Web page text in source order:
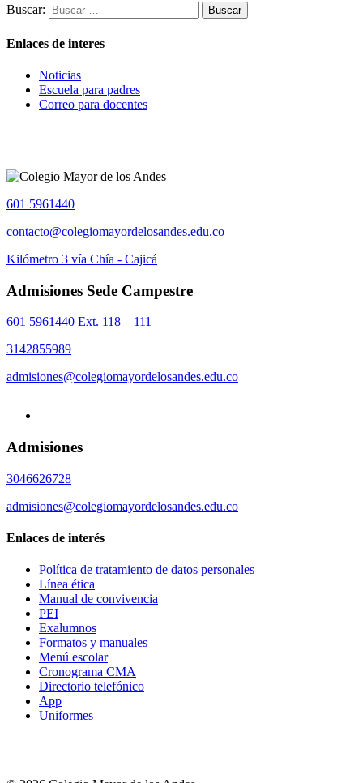
Buscar:
Enlaces de interes
Noticias
Escuela para padres
Correo para docentes
601 5961440
contacto@colegiomayordelosandes.edu.co
Kilómetro 3 vía Chía - Cajicá
Admisiones Sede Campestre
601 5961440 Ext. 118 – 111
3142855989
admisiones@colegiomayordelosandes.edu.co
Admisiones
3046626728
admisiones@colegiomayordelosandes.edu.co
Enlaces de interés
Política de tratamiento de datos personales
Línea ética
Manual de convivencia
PEI
Exalumnos
Formatos y manuales
Menú escolar
Cronograma CMA
Directorio telefónico
App
Uniformes